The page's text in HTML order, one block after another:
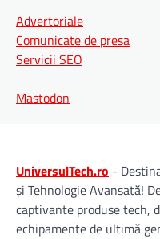
Advertoriale
Comunicate de presa
Servicii SEO
Mastodon
UniversulTech.ro -
și Tehnologie Avansată!
captivante produse tech,
echipamente de ultimă